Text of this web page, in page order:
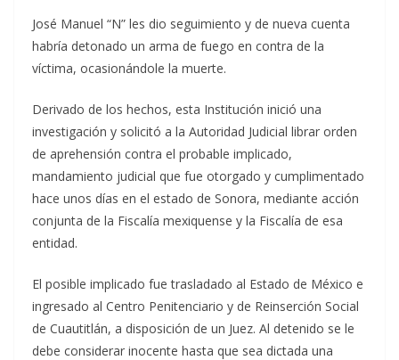
José Manuel “N” les dio seguimiento y de nueva cuenta
habría detonado un arma de fuego en contra de la
víctima, ocasionándole la muerte.
Derivado de los hechos, esta Institución inició una
investigación y solicitó a la Autoridad Judicial librar orden
de aprehensión contra el probable implicado,
mandamiento judicial que fue otorgado y cumplimentado
hace unos días en el estado de Sonora, mediante acción
conjunta de la Fiscalía mexiquense y la Fiscalía de esa
entidad.
El posible implicado fue trasladado al Estado de México e
ingresado al Centro Penitenciario y de Reinserción Social
de Cuautitlán, a disposición de un Juez. Al detenido se le
debe considerar inocente hasta que sea dictada una